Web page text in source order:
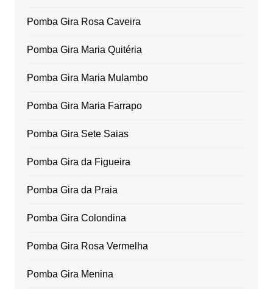
Pomba Gira Rosa Caveira
Pomba Gira Maria Quitéria
Pomba Gira Maria Mulambo
Pomba Gira Maria Farrapo
Pomba Gira Sete Saias
Pomba Gira da Figueira
Pomba Gira da Praia
Pomba Gira Colondina
Pomba Gira Rosa Vermelha
Pomba Gira Menina